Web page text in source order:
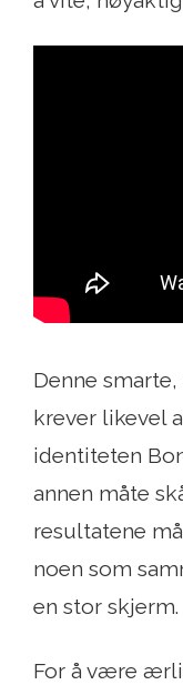
Denne
krever likevel
identiteten
annen måte
resultatene
noen som
en stor skjerm.
For å være